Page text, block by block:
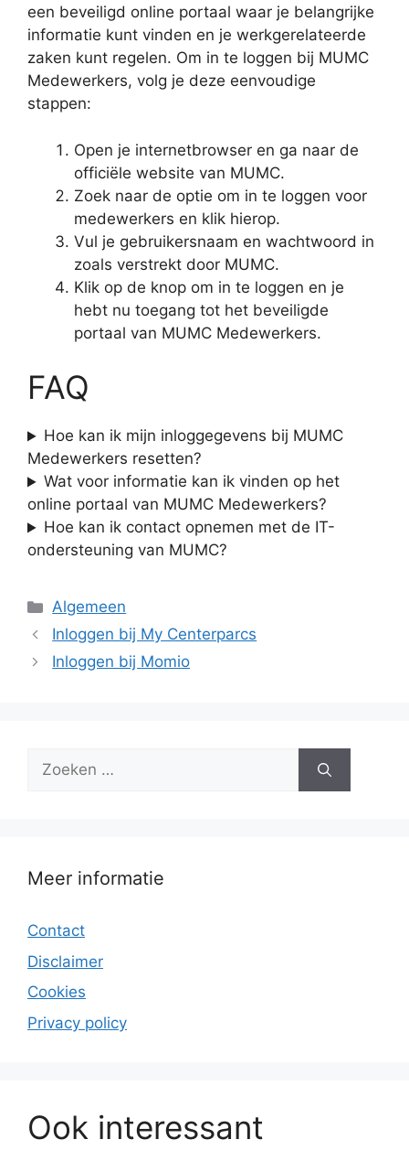
een beveiligd online portaal waar je belangrijke
informatie kunt vinden en je werkgerelateerde
zaken kunt regelen. Om in te loggen bij MUMC
Medewerkers, volg je deze eenvoudige
stappen:
Open je internetbrowser en ga naar de
officiële website van MUMC.
Zoek naar de optie om in te loggen voor
medewerkers en klik hierop.
Vul je gebruikersnaam en wachtwoord in
zoals verstrekt door MUMC.
Klik op de knop om in te loggen en je
hebt nu toegang tot het beveiligde
portaal van MUMC Medewerkers.
FAQ
Hoe kan ik mijn inloggegevens bij MUMC
Medewerkers resetten?
Wat voor informatie kan ik vinden op het
online portaal van MUMC Medewerkers?
Hoe kan ik contact opnemen met de IT-
ondersteuning van MUMC?
Categorieën
Algemeen
Inloggen bij My Centerparcs
Inloggen bij Momio
Zoek
Meer informatie
Contact
Disclaimer
Cookies
Privacy policy
Ook interessant